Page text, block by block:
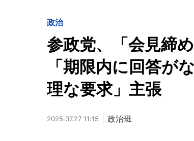
政治
参政党、「会見締
「期限内に回答が
理な要求」主張
2025.07.27 11:15 政治班